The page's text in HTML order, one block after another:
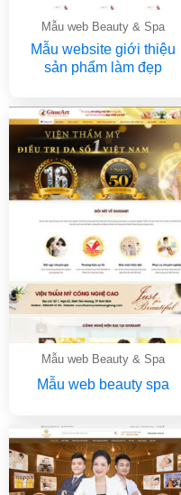
Mẫu web Beauty & Spa
Mẫu website giới thiệu
sản phẩm làm đẹp
Mẫu web Beauty & Spa
Mẫu web beauty spa